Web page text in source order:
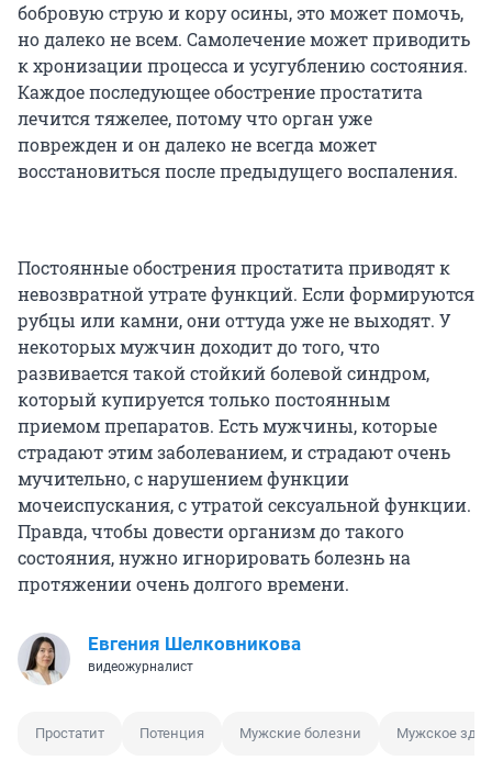
бобровую струю и кору осины, это может помочь,
но далеко не всем. Самолечение может приводить
к хронизации процесса и усугублению состояния.
Каждое последующее обострение простатита
лечится тяжелее, потому что орган уже
поврежден и он далеко не всегда может
восстановиться после предыдущего воспаления.
Постоянные обострения простатита приводят к
невозвратной утрате функций. Если формируются
рубцы или камни, они оттуда уже не выходят. У
некоторых мужчин доходит до того, что
развивается такой стойкий болевой синдром,
который купируется только постоянным
приемом препаратов. Есть мужчины, которые
страдают этим заболеванием, и страдают очень
мучительно, с нарушением функции
мочеиспускания, с утратой сексуальной функции.
Правда, чтобы довести организм до такого
состояния, нужно игнорировать болезнь на
протяжении очень долгого времени.
Евгения Шелковникова
видеожурналист
Простатит Потенция Мужские болезни Мужское